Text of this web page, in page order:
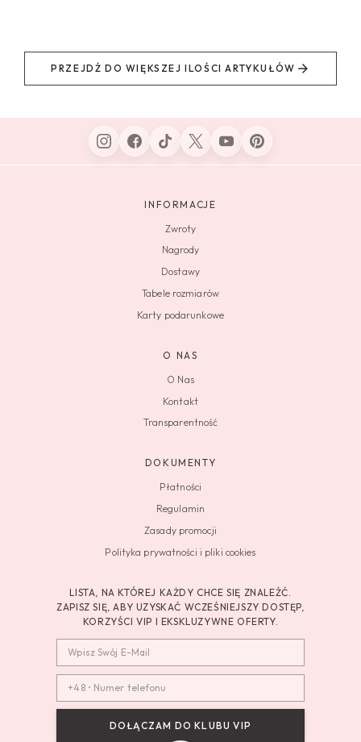
PRZEJDŹ DO WIĘKSZEJ ILOŚCI ARTYKUŁÓW
INFORMACJE
Zwroty
Nagrody
Dostawy
Tabele rozmiarów
Karty podarunkowe
O NAS
O Nas
Kontakt
Transparentność
DOKUMENTY
Płatności
Regulamin
Zasady promocji
Polityka prywatności i pliki cookies
LISTA, NA KTÓREJ KAŻDY CHCE SIĘ ZNALEŹĆ.
ZAPISZ SIĘ, ABY UZYSKAĆ WCZEŚNIEJSZY DOSTĘP,
KORZYŚCI VIP I EKSKLUZYWNE OFERTY.
DOŁĄCZAM DO KLUBU VIP